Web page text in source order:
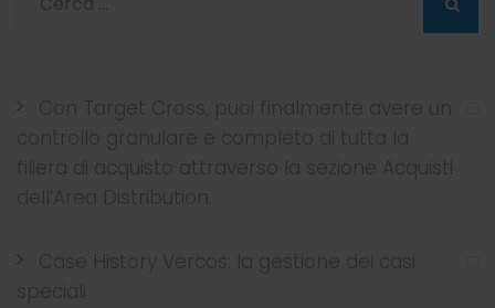
Con Target Cross, puoi finalmente avere un
controllo granulare e completo di tutta la
filiera di acquisto attraverso la sezione Acquisti
dell’Area Distribution.
Case History Vercos: la gestione dei casi
speciali